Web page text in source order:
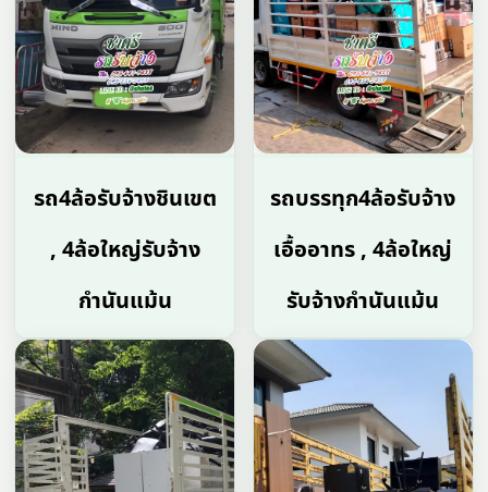
รถ4ล้อรับจ้างชินเขต
, 4ล้อใหญ่รับจ้าง
กำนันแม้น
รถบรรทุก4ล้อรับจ้าง
เอื้ออาทร , 4ล้อใหญ่
รับจ้างกำนันแม้น